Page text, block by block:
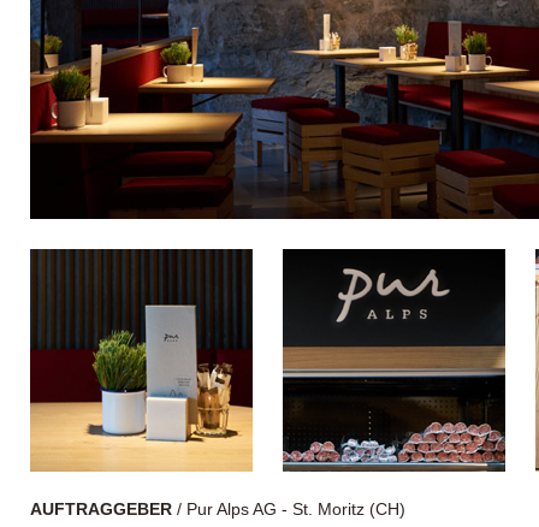
AUFTRAGGEBER / Pur Alps AG - St. Moritz (CH)